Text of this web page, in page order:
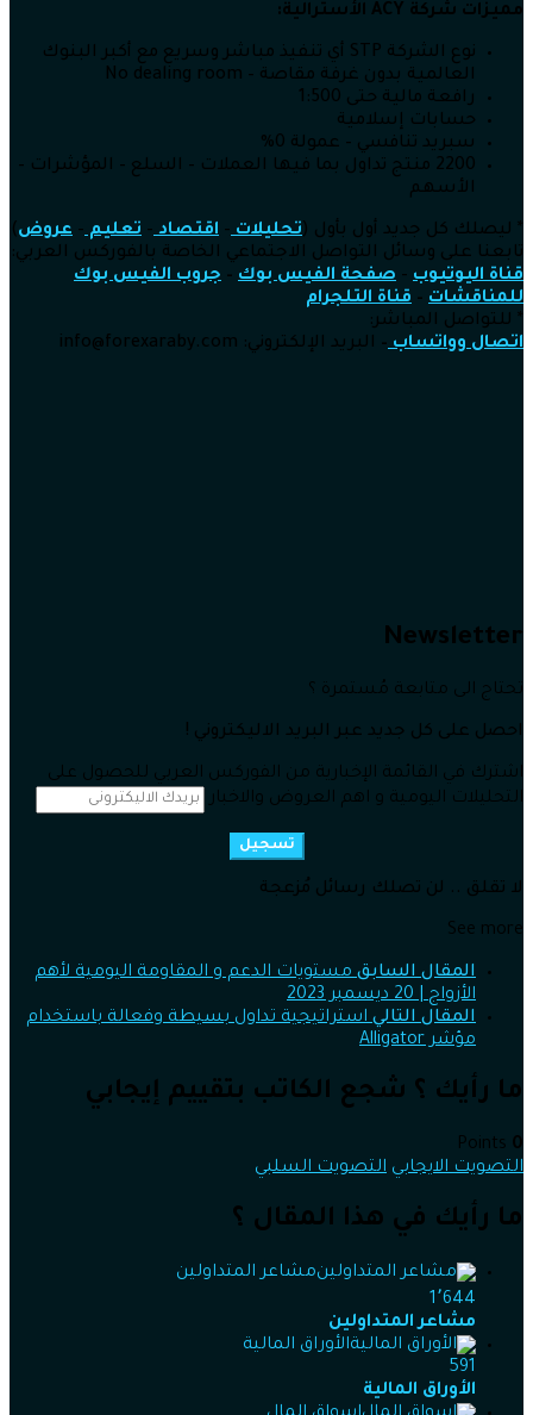
مميزات شركة ACY الأسترالية:
نوع الشركة STP أي تنفيذ مباشر وسريع مع أكبر البنوك
العالمية بدون غرفة مقاصة – No dealing room
رافعة مالية حتى 1:500
حسابات إسلامية
سبريد تنافسي – عمولة 0%
2200 منتج تداول بما فيها العملات – السلع – المؤشرات –
الأسهم
* ليصلك كل جديد أول بأول (تحليلات– اقتصاد– تعليم– عروض)
تابعنا على وسائل التواصل الاجتماعي الخاصة بالفوركس العربي:
قناة اليوتيوب – صفحة الفيس بوك – جروب الفيس بوك
للمناقشات – قناة التلجرام
* للتواصل المباشر:
اتصال وواتساب– البريد الإلكتروني: info@forexaraby.com
Newsletter
تحتاج الى متابعة مُستمرة ؟
احصل على كل جديد عبر البريد الاليكتروني !
اشترك في القائمة الإخبارية من الفوركس العربي للحصول على
التحليلات اليومية و اهم العروض والاخبار
تسجيل
لا تقلق .. لن تصلك رسائل مُزعجة
See more
المقال السابق مستويات الدعم و المقاومة اليومية لأهم
الأزواج | 20 ديسمبر 2023
المقال التالي استراتيجية تداول بسيطة وفعالة باستخدام
مؤشر Alligator
ما رأيك ؟ شجع الكاتب بتقييم إيجابي
0
التصويت الايجابي التصويت السلبي
ما رأيك في هذا المقال ؟
مشاعر المتداولين
1٬644
مشاعر المتداولين
الأوراق المالية
591
الأوراق المالية